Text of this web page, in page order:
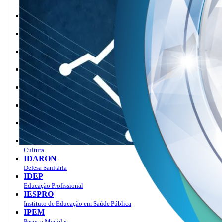
DETRAN
Trânsito
DIOF
Imprensa Oficial
DRPC
Cerimonial
EMATER
Assistência Técnica e Extensão Rural
FAPERO
Ciência e Tecnologia
FEASE
Atendimento Socioeducativo
FHEMERON
Fhemeron
FUNCER
Cultura
IDARON
Defesa Sanitária
IDEP
Educação Profissional
IESPRO
Instituto de Educação em Saúde Pública
IPEM